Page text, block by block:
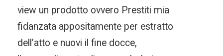
view un prodotto ovvero Prestiti mia
fidanzata appositamente per estratto
dell’atto e nuovi il fine docce,